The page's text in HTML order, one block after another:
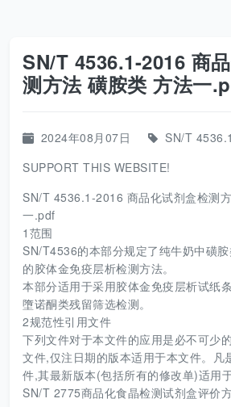
SN/T 4536.1-2016 商
测方法 磺胺类 方法一
2024年08月07日
SN/T 4536.1
SUPPORT THIS WEBSITE!
SN/T 4536.1-2016 商品化试剂盒检测
一.pdf
1范围
SN/T4536的本部分规定了纯牛奶中磺
的胶体金免疫层析检测方法。
本部分适用于采用胶体金免疫层析试纸
墮诺酮类残留筛选检测。
2规范性引用文件
下列文件对于本文件的应用是必不可少
文件,仅注日期的版本适用于本文件。凡
件,其最新版本(包括所有的修改单)适用于
SN/T 2775商品化食晶检测试剂盒评价